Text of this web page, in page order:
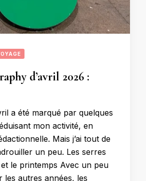
d’avril 2026 :
a été marqué par quelques
mon activité, en
Mais j’ai tout de
un peu. Les serres
le printemps Avec un peu
les autres années, les